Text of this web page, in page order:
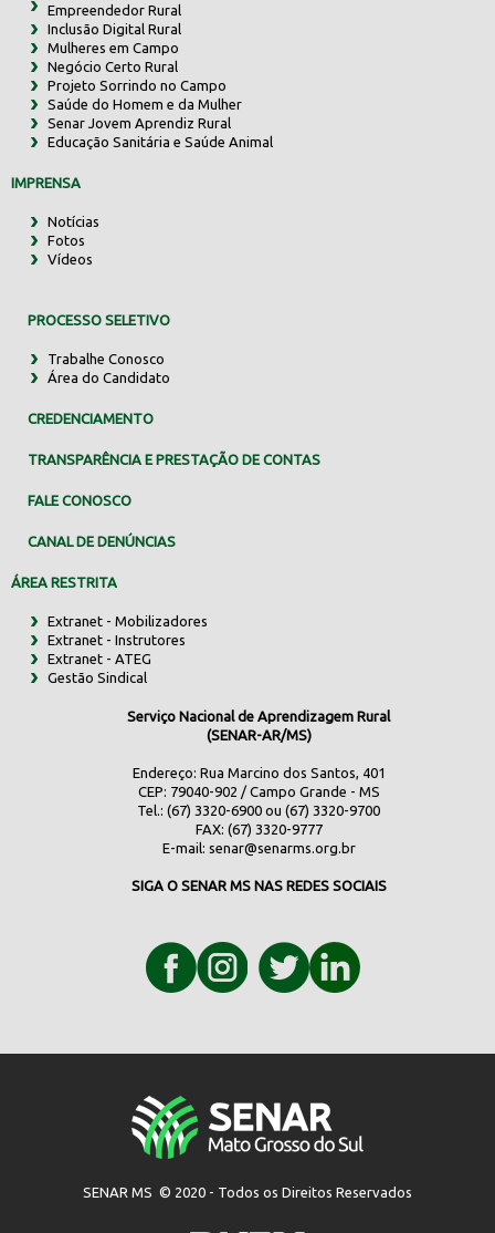
Empreendedor Rural
Inclusão Digital Rural
Mulheres em Campo
Negócio Certo Rural
Projeto Sorrindo no Campo
Saúde do Homem e da Mulher
Senar Jovem Aprendiz Rural
Educação Sanitária e Saúde Animal
IMPRENSA
Notícias
Fotos
Vídeos
PROCESSO SELETIVO
Trabalhe Conosco
Área do Candidato
CREDENCIAMENTO
TRANSPARÊNCIA E PRESTAÇÃO DE CONTAS
FALE CONOSCO
CANAL DE DENÚNCIAS
ÁREA RESTRITA
Extranet - Mobilizadores
Extranet - Instrutores
Extranet - ATEG
Gestão Sindical
Serviço Nacional de Aprendizagem Rural
(SENAR-AR/MS)
Endereço: Rua Marcino dos Santos, 401
CEP: 79040-902 / Campo Grande - MS
Tel.: (67) 3320-6900 ou (67) 3320-9700
FAX: (67) 3320-9777
E-mail: senar@senarms.org.br
SIGA O SENAR MS NAS REDES SOCIAIS
SENAR MS © 2020 - Todos os Direitos Reservados